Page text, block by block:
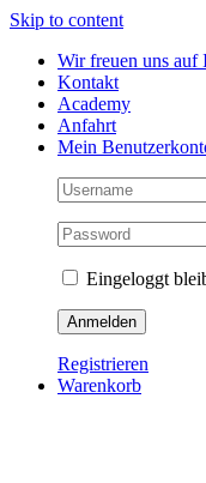
Skip to content
Wir freuen uns auf
Kontakt
Academy
Anfahrt
Mein
Eingeloggt
Registrieren
Warenkorb